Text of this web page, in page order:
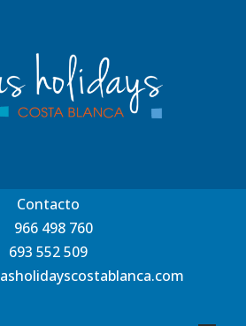
Contacto
966 498 760
693 552 509